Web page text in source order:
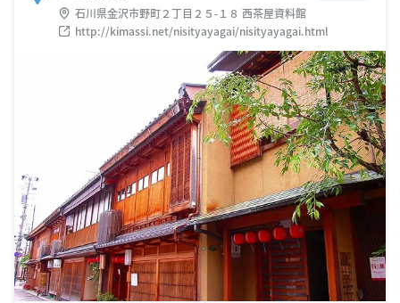
石川県金沢市野町２丁目２５-１８ 西茶屋資料館
http://kimassi.net/nisityayagai/nisityayagai.html